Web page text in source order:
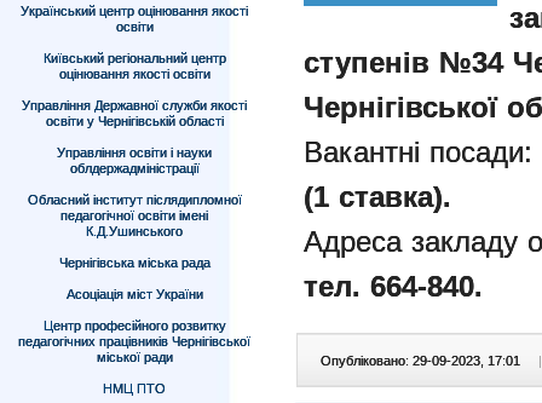
Український центр оцінювання якості
освіти
Київський регіональний центр
оцінювання якості освіти
Управління Державної служби якості
освіти у Чернігівській області
Управління освіти і науки
облдержадміністрації
Обласний інститут післядипломної
педагогічної освіти імені
К.Д.Ушинського
Чернігівська міська рада
Асоціація міст України
Центр професійного розвитку
педагогічних працівників Чернігівської
міської ради
НМЦ ПТО
ступенів №34
Чернігівської
Вакантні посади:
(1 ставка).
Адреса закладу
тел.664-840.
Опубліковано: 29-09-2023, 17:01 |